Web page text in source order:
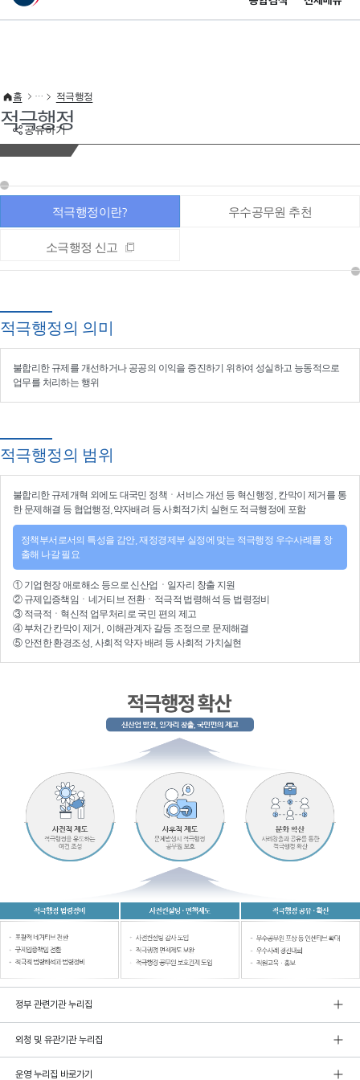
이 누리집은 대한민국 공식 전자정부 누리집입니다.
공유하기
홈 적극행정
적극행정
적극행정이란? 우수공무원 추천
소극행정 신고
적극행정의 의미
불합리한 규제를 개선하거나 공공의 이익을 증진하기 위하여 성실하고 능동적으로
업무를 처리하는 행위
적극행정의 범위
불합리한 규제개혁 외에도 대국민 정책ㆍ서비스 개선 등 혁신행정 , 칸막이 제거를 통
한 문제해결 등 협업행정 ,약자배려 등사회적가치 실현 도 적극행정에 포함
정책부서로서의 특성을 감안, 재정경제부 실정에 맞는 적극행정 우수사례를 창
출해 나갈 필요
① 기업현장 애로해소 등으로 신산업 ㆍ 일자리 창출 지원
② 규제입증책임 ㆍ 네거티브 전환ㆍ적극적 법령해석 등 법령정비
③ 적극적 ㆍ 혁신적 업무처리 로 국민 편의 제고
④ 부처간 칸막이 제거, 이해관계자 갈등 조정으로 문제해결
⑤ 안전한 환경조성, 사회적 약자 배려 등 사회적 가치실현
정부 관련기관 누리집
외청 및 유관기관 누리집
운영 누리집 바로가기